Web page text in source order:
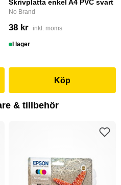
Skrivplatta enkel A4 PVC svart
No Brand
38 kr inkl. moms
I lager
Köp
& tillbehör